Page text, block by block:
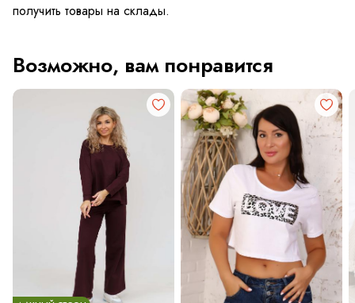
получить товары на склады.
Возможно, вам понравится